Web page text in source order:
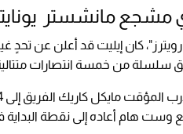
مشجع مانشستر
كان إيليت قد أعلن عن
سلسلة من خمسة انتصارات
وست هام أعاده إلى نقطة البداية